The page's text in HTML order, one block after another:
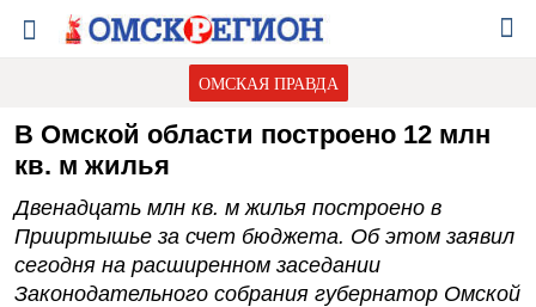
ОМСКАЯ ПРАВДА
В Омской области построено 12 млн
кв. м жилья
Двенадцать млн кв. м жилья построено в
Прииртышье за счет бюджета. Об этом заявил
сегодня на расширенном заседании
Законодательного собрания губернатор Омской